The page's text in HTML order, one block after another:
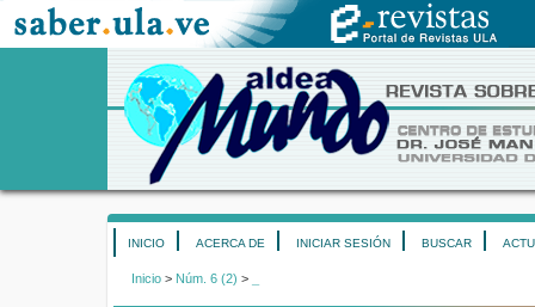
INICIO ACERCA DE INICIAR SESIÓN BUSCAR
Inicio > Núm. 6 (2) >